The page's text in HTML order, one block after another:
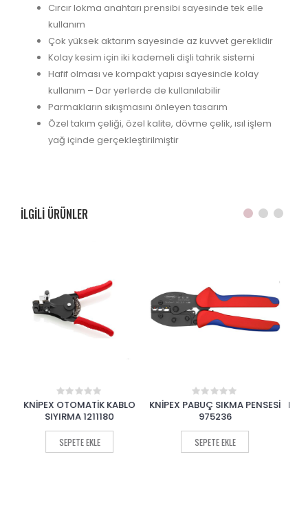
Cırcır lokma anahtarı prensibi sayesinde tek elle
kullanım
Çok yüksek aktarım sayesinde az kuvvet gereklidir
Kolay kesim için iki kademeli dişli tahrik sistemi
Hafif olması ve kompakt yapısı sayesinde kolay
kullanım – Dar yerlerde de kullanılabilir
Parmakların sıkışmasını önleyen tasarım
Özel takım çeliği, özel kalite, dövme çelik, ısıl işlem
yağ içinde gerçekleştirilmiştir
ILGILI ÜRÜNLER
0
out
of
5
KNİPEX PABUÇ SIKMA PENSESİ
975236
SEPETE EKLE
0
out
of
5
KNİPEX YÜKSÜK SIKMA PENSİ
975314
SEPETE EKLE